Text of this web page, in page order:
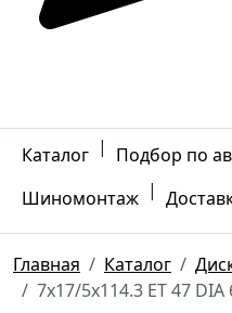
Каталог | Подбор по
Шиномонтаж |
Главная Каталог
7x17/5x114.3 ET 47 DIA